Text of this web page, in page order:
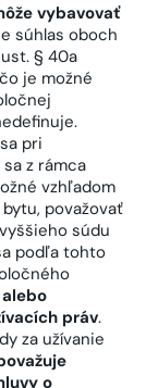
vybavovať
súhlas oboch
§ 40a
je možné
pri
z rámca
vzhľadom
považovať
súdu
podľa tohto
práv.
za užívanie
o